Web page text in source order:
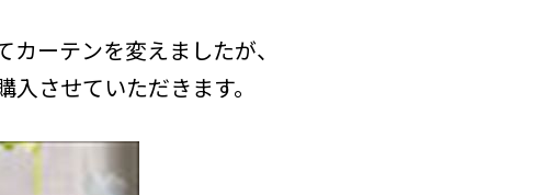
ーテンを変えましたが、
させていただきます。